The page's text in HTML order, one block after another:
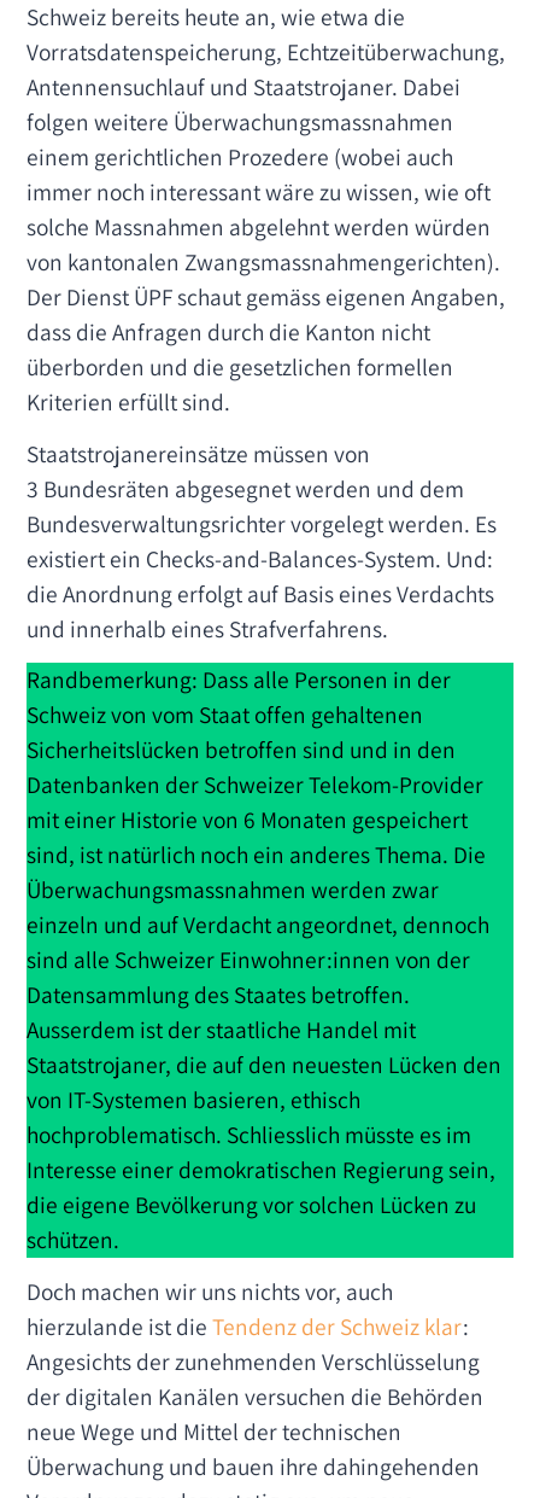
Schweiz bereits heute an, wie etwa die
Vorratsdatenspeicherung, Echtzeitüberwachung,
Antennensuchlauf und Staatstrojaner. Dabei
folgen weitere Überwachungsmassnahmen
einem gerichtlichen Prozedere (wobei auch
immer noch interessant wäre zu wissen, wie oft
solche Massnahmen abgelehnt werden würden
von kantonalen Zwangsmassnahmengerichten).
Der Dienst ÜPF schaut gemäss eigenen Angaben,
dass die Anfragen durch die Kanton nicht
überborden und die gesetzlichen formellen
Kriterien erfüllt sind.
Staatstrojanereinsätze müssen von
3 Bundesräten abgesegnet werden und dem
Bundesverwaltungsrichter vorgelegt werden. Es
existiert ein Checks-and-Balances-System. Und:
die Anordnung erfolgt auf Basis eines Verdachts
und innerhalb eines Strafverfahrens.
Randbemerkung: Dass alle Personen in der
Schweiz von vom Staat offen gehaltenen
Sicherheitslücken betroffen sind und in den
Datenbanken der Schweizer Telekom-Provider
mit einer Historie von 6 Monaten gespeichert
sind, ist natürlich noch ein anderes Thema. Die
Überwachungsmassnahmen werden zwar
einzeln und auf Verdacht angeordnet, dennoch
sind alle Schweizer Einwohner:innen von der
Datensammlung des Staates betroffen.
Ausserdem ist der staatliche Handel mit
Staatstrojaner, die auf den neuesten Lücken den
von IT-Systemen basieren, ethisch
hochproblematisch. Schliesslich müsste es im
Interesse einer demokratischen Regierung sein,
die eigene Bevölkerung vor solchen Lücken zu
schützen.
Doch machen wir uns nichts vor, auch
hierzulande ist dieTendenz der Schweiz klar:
Angesichts der zunehmenden Verschlüsselung
der digitalen Kanälen versuchen die Behörden
neue Wege und Mittel der technischen
Überwachung und bauen ihre dahingehenden